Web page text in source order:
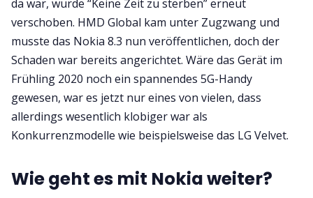
da war, wurde “Keine Zeit zu sterben” erneut
verschoben. HMD Global kam unter Zugzwang und
musste das Nokia 8.3 nun veröffentlichen, doch der
Schaden war bereits angerichtet. Wäre das Gerät im
Frühling 2020 noch ein spannendes 5G-Handy
gewesen, war es jetzt nur eines von vielen, dass
allerdings wesentlich klobiger war als
Konkurrenzmodelle wie beispielsweise das LG Velvet.
Wie geht es mit Nokia weiter?